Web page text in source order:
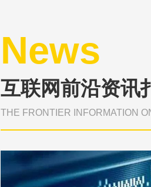
News
互联网前沿资讯
THE FRONTIER INFORMATION